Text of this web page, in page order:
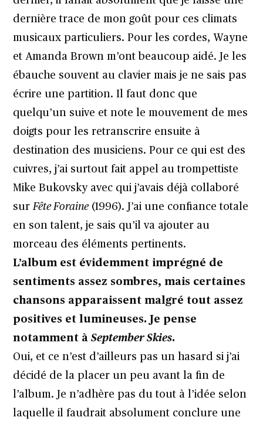
dernière trace de mon goût pour ces climats
musicaux particuliers. Pour les cordes, Wayne
et Amanda Brown m’ont beaucoup aidé. Je les
ébauche souvent au clavier mais je ne sais pas
écrire une partition. Il faut donc que
quelqu’un suive et note le mouvement de mes
doigts pour les retranscrire ensuite à
destination des musiciens. Pour ce qui est des
cuivres, j’ai surtout fait appel au trompettiste
Mike Bukovsky avec qui j’avais déjà collaboré
surFête Foraine(1996). J’ai une confiance totale
en son talent, je sais qu’il va ajouter au
morceau des éléments pertinents.
L’album est évidemment imprégné de
sentiments assez sombres, mais certaines
chansons apparaissent malgré tout assez
positives et lumineuses. Je pense
notamment àSeptember Skies.
Oui, et ce n’est d’ailleurs pas un hasard si j’ai
décidé de la placer un peu avant la fin de
l’album. Je n’adhère pas du tout à l’idée selon
laquelle il faudrait absolument conclure une